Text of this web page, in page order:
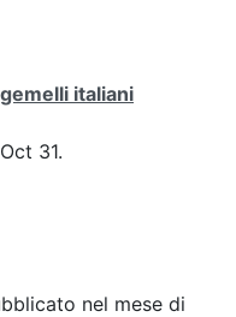
italiani
Oct 31.
nel mese di